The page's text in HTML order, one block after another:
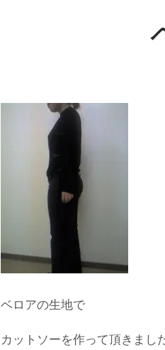
町
地
輸
ベロアの生地で
カットソーを作って頂きまし